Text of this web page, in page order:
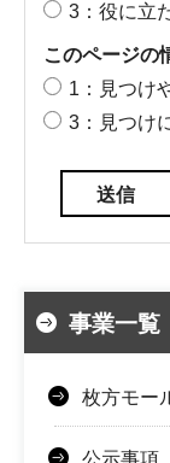
3：役に立
このページの
1：見つけ
3：見つけ
事業一覧
枚方モー